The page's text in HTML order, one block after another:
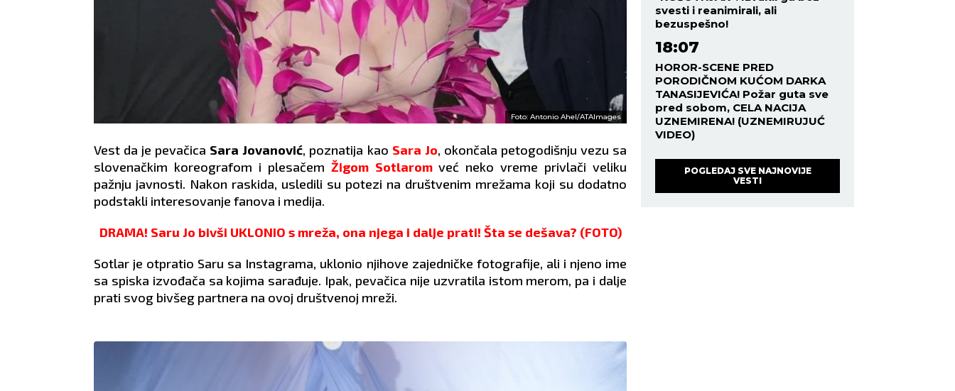
Foto: Antonio Ahel/ATAImages
Vest da je pevačica Sara Jovanović, poznatija kao Sara Jo, okončala petogodišnju vezu sa
slovenačkim koreografom i plesačem Žigom Sotlaromveć neko vreme privlači veliku
pažnju javnosti. Nakon raskida, usledili su potezi na društvenim mrežama koji su dodatno
podstakli interesovanje fanova i medija.
DRAMA! Saru Jo bivši UKLONIO s mreža, ona njega i dalje prati! Šta se dešava? (FOTO)
Sotlar je otpratio Saru sa Instagrama, uklonio njihove zajedničke fotografije, ali i njeno ime
sa spiska izvođača sa kojima sarađuje. Ipak, pevačica nije uzvratila istom merom, pa i dalje
prati svog bivšeg partnera na ovoj društvenoj mreži.
svesti i reanimirali, ali
bezuspešno!
18:07
HOROR-SCENE PRED
PORODIČNOM KUĆOM DARKA
TANASIJEVIĆA! Požar guta sve
pred sobom, CELA NACIJA
UZNEMIRENA! (UZNEMIRUJUĆ
VIDEO)
POGLEDAJ SVE NAJNOVIJE
VESTI